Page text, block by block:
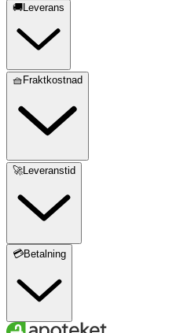
🚚Leverans
🧺Fraktkostnad
🚀Leveranstid
💳Betalning